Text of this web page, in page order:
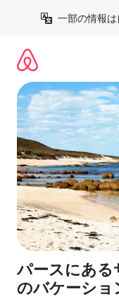
一部の情報は
パースにある
のバケーシ